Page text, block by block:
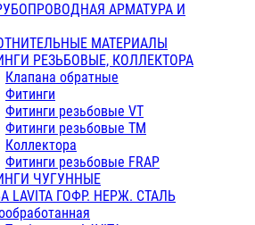
АРМАТУРА И
МАТЕРИАЛЫ
РЕЗЬБОВЫЕ, КОЛЛЕКТОРА
Клапана обратные
Фитинги
Фитинги резьбовые VT
Фитинги резьбовые ТМ
Коллектора
Фитинги резьбовые FRAP
ЧУГУННЫЕ
LAVITA ГОФР. НЕРЖ. СТАЛЬ